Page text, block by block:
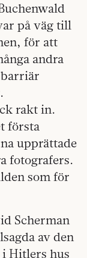
på väg till
för att
andra
rakt in.
första
upprättade
fotografers.
som för
Scherman
av den
Hitlers hus